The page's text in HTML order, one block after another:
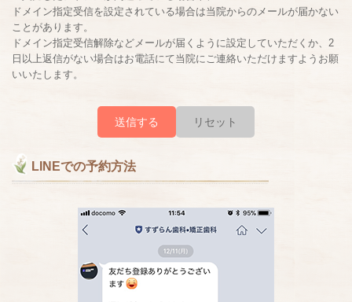
ドメイン指定受信を設定されている場合は当院からのメールが届かない
ことがあります。
ドメイン指定受信解除などメールが届くように設定していただくか、2
日以上返信がない場合はお電話にて当院にご連絡いただけますようお願
いいたします。
LINEでの予約方法